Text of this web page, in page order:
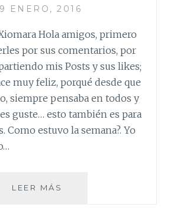
ENERO, 2016
Hola amigos, primero
por sus comentarios, por
mis Posts y sus likes;
muy feliz, porqué desde que
siempre pensaba en todos y
guste… esto también es para
Como estuvo la semana?. Yo
LEER MÁS